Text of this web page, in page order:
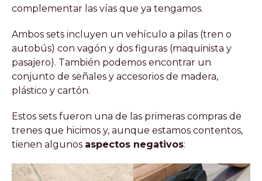
complementar las vías que ya tengamos.
Ambos sets incluyen un vehículo a pilas (tren o
autobús) con vagón y dos figuras (maquinista y
pasajero). También podemos encontrar un
conjunto de señales y accesorios de madera,
plástico y cartón.
Estos sets fueron una de las primeras compras de
trenes que hicimos y, aunque estamos contentos,
tienen algunos aspectos negativos: